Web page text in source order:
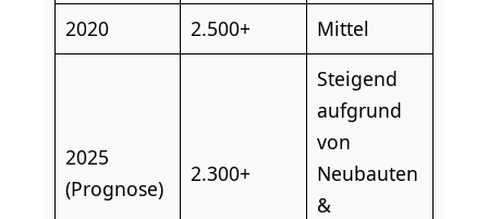
2020
2.500+ Mittel
2025
(Prognose)
2.300+
Steigend
aufgrund
von
Neubauten
&